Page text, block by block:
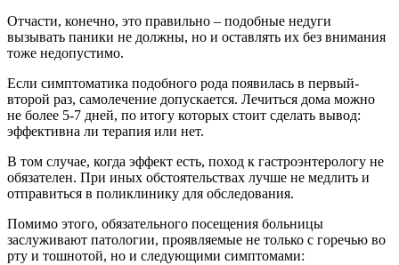
Отчасти, конечно, это правильно – подобные недуги
вызывать паники не должны, но и оставлять их без внимания
тоже недопустимо.
Если симптоматика подобного рода появилась в первый-
второй раз, самолечение допускается. Лечиться дома можно
не более 5-7 дней, по итогу которых стоит сделать вывод:
эффективна ли терапия или нет.
В том случае, когда эффект есть, поход к гастроэнтерологу не
обязателен. При иных обстоятельствах лучше не медлить и
отправиться в поликлинику для обследования.
Помимо этого, обязательного посещения больницы
заслуживают патологии, проявляемые не только с горечью во
рту и тошнотой, но и следующими симптомами: